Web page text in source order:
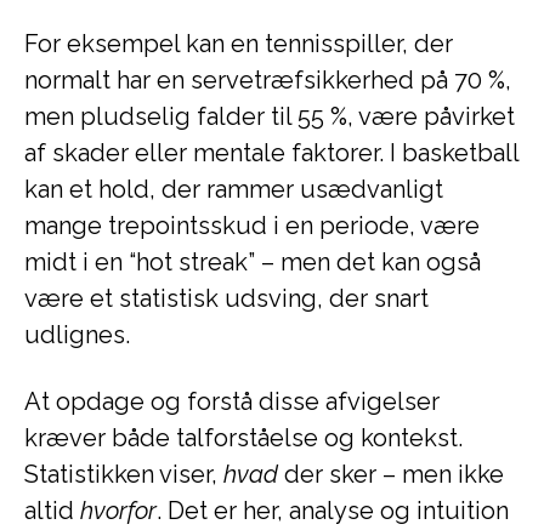
For eksempel kan en tennisspiller, der
normalt har en servetræfsikkerhed på 70 %,
men pludselig falder til 55 %, være påvirket
af skader eller mentale faktorer. I basketball
kan et hold, der rammer usædvanligt
mange trepointsskud i en periode, være
midt i en “hot streak” – men det kan også
være et statistisk udsving, der snart
udlignes.
At opdage og forstå disse afvigelser
kræver både talforståelse og kontekst.
Statistikken viser, hvadder sker – men ikke
altid hvorfor. Det er her, analyse og intuition